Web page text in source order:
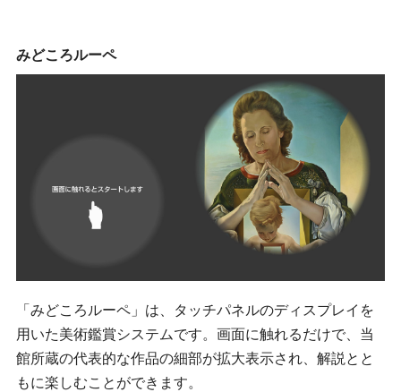
みどころルーペ
「みどころルーペ」は、タッチパネルのディスプレイを
用いた美術鑑賞システムです。画面に触れるだけで、当
館所蔵の代表的な作品の細部が拡大表示され、解説とと
もに楽しむことができます。